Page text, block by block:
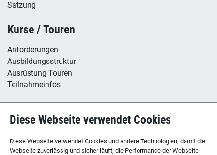
Satzung
Kurse / Touren
Anforderungen
Ausbildungsstruktur
Ausrüstung Touren
Teilnahmeinfos
B12 - Boulderzentrum
Diese Webseite verwendet Cookies
Diese Webseite verwendet Cookies und andere Technologien, damit die
Webseite zuverlässig und sicher läuft, die Performance der Webseite